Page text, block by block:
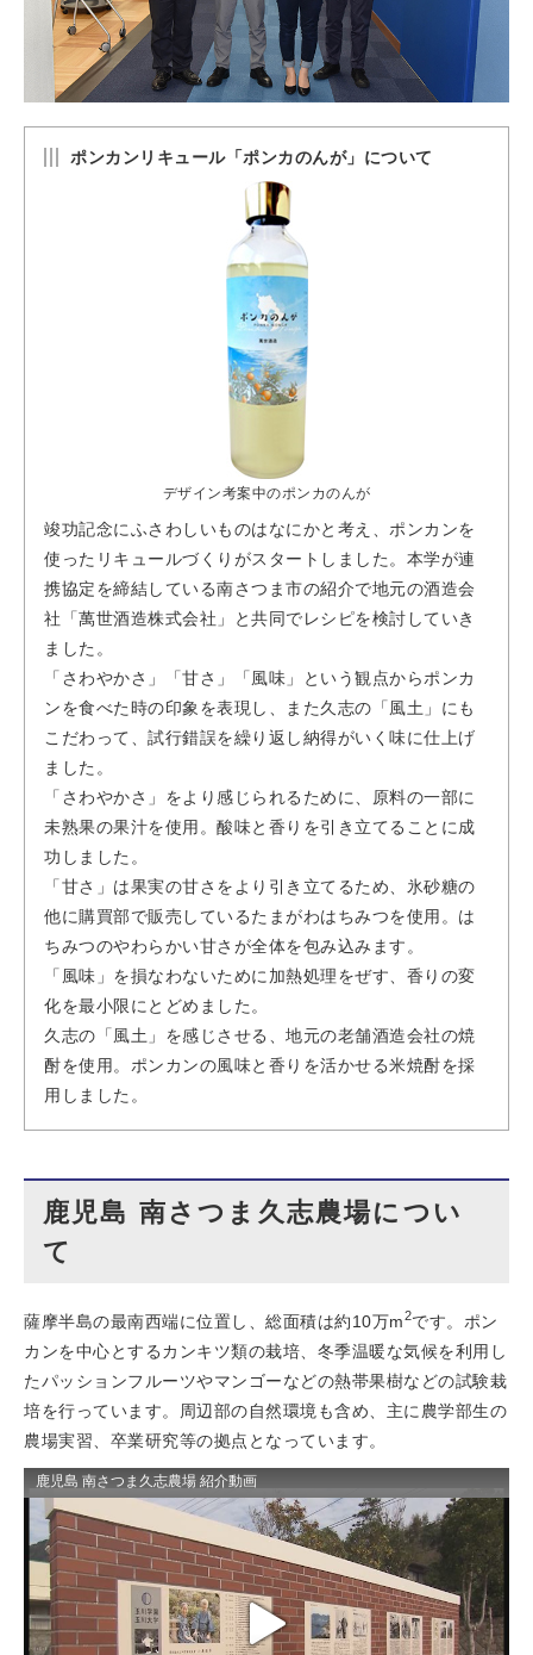
ポンカンリキュール「ポンカのんが」について
デザイン考案中のポンカのんが
竣功記念にふさわしいものはなにかと考え、ポンカンを
使ったリキュールづくりがスタートしました。本学が連
携協定を締結している南さつま市の紹介で地元の酒造会
社「萬世酒造株式会社」と共同でレシピを検討していき
ました。
「さわやかさ」「甘さ」「風味」という観点からポンカ
ンを食べた時の印象を表現し、また久志の「風土」にも
こだわって、試行錯誤を繰り返し納得がいく味に仕上げ
ました。
「さわやかさ」をより感じられるために、原料の一部に
未熟果の果汁を使用。酸味と香りを引き立てることに成
功しました。
「甘さ」は果実の甘さをより引き立てるため、氷砂糖の
他に購買部で販売しているたまがわはちみつを使用。は
ちみつのやわらかい甘さが全体を包み込みます。
「風味」を損なわないために加熱処理をぜす、香りの変
化を最小限にとどめました。
久志の「風土」を感じさせる、地元の老舗酒造会社の焼
酎を使用。ポンカンの風味と香りを活かせる米焼酎を採
用しました。
鹿児島 南さつま久志農場につい
て
薩摩半島の最南西端に位置し、総面積は約10万m2です。ポン
カンを中心とするカンキツ類の栽培、冬季温暖な気候を利用し
たパッションフルーツやマンゴーなどの熱帯果樹などの試験栽
培を行っています。周辺部の自然環境も含め、主に農学部生の
農場実習、卒業研究等の拠点となっています。